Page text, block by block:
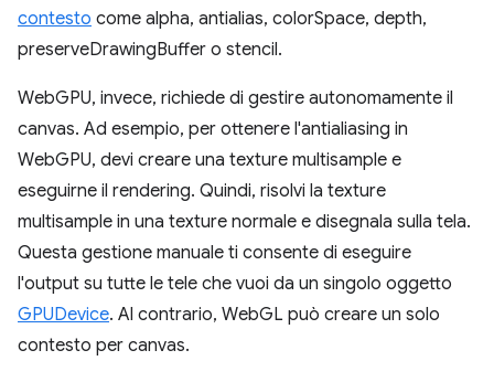
contesto come alpha, antialias, colorSpace, depth,
preserveDrawingBuffer o stencil.
WebGPU, invece, richiede di gestire autonomamente il
canvas. Ad esempio, per ottenere l'antialiasing in
WebGPU, devi creare una texture multisample e
eseguirne il rendering. Quindi, risolvi la texture
multisample in una texture normale e disegnala sulla tela.
Questa gestione manuale ti consente di eseguire
l'output su tutte le tele che vuoi da un singolo oggetto
GPUDevice. Al contrario, WebGL può creare un solo
contesto per canvas.